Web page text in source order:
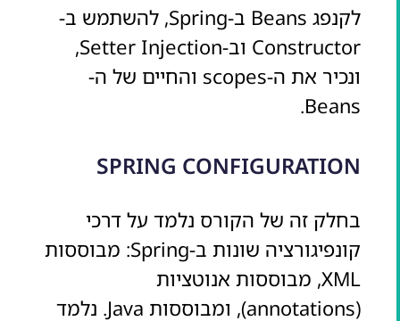
לקנפג Beans ב-Spring, להשתמש ב-
Constructor וב-Setter Injection,
ונכיר את ה-scopes והחיים של ה-
Beans.
SPRING CONFIGURATION
בחלק זה של הקורס נלמד על דרכי
קונפיגורציה שונות ב-Spring: מבוססות
XML, מבוססות אנוטציות
(annotations), ומבוססות Java. נלמד